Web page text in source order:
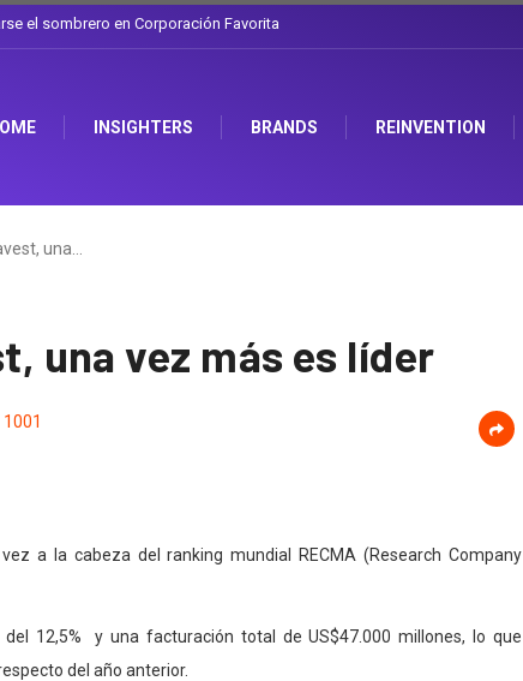
el sombrero en Corporación Favorita
INSIGHTERS BRANDS REINVENTION
una…
una vez más es líder
1001
a la cabeza del ranking mundial RECMA (Research Company
12,5% y una facturación total de US$47.000 millones, lo que
del año anterior.